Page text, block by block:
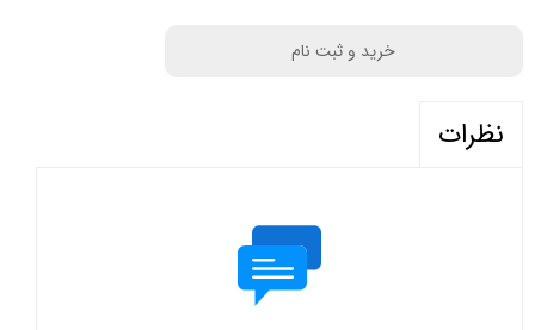
خرید و ثبت نام
نظرات